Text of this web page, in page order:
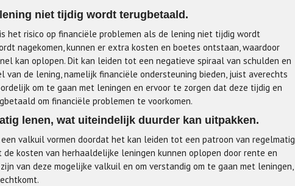
niet tijdig wordt terugbetaald.
het risico op financiële problemen als de lening niet tijdig wordt
nagekomen, kunnen er extra kosten en boetes ontstaan, waardoor
kan oplopen. Dit kan leiden tot een negatieve spiraal van schulden en
de lening, namelijk financiële ondersteuning bieden, juist averechts
om te gaan met leningen en ervoor te zorgen dat deze tijdig en
om financiële problemen te voorkomen.
lenen, wat uiteindelijk duurder kan uitpakken.
valkuil vormen doordat het kan leiden tot een patroon van regelmatig
kosten van herhaaldelijke leningen kunnen oplopen door rente en
van deze mogelijke valkuil en om verstandig om te gaan met leningen,